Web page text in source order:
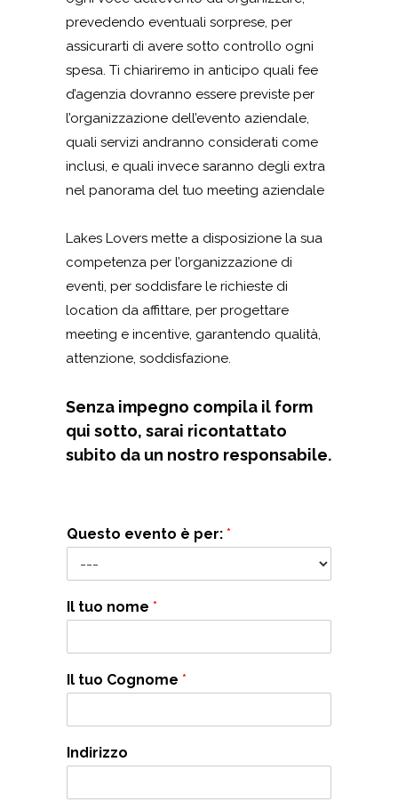
prevedendo eventuali sorprese, per
assicurarti di avere sotto controllo ogni
spesa. Ti chiariremo in anticipo quali fee
d’agenzia dovranno essere previste per
l’organizzazione dell’evento aziendale,
quali servizi andranno considerati come
inclusi, e quali invece saranno degli extra
nel panorama del tuo meeting aziendale
Lakes Lovers mette a disposizione la sua
competenza per l’organizzazione di
eventi, per soddisfare le richieste di
location da affittare, per progettare
meeting e incentive, garantendo qualità,
attenzione, soddisfazione.
Senza impegno compila il form
qui sotto, sarai ricontattato
subito da un nostro responsabile.
Questo evento è per: *
Il tuo nome *
Il tuo Cognome *
Indirizzo